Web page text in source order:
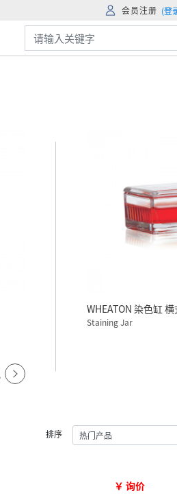
会员注册 (登
WHEATON 染色缸
Staining Jar
排序
￥ 询价